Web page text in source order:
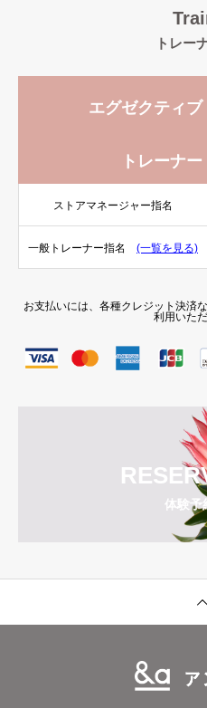
トレー
エグゼクティ
トレーナー指名
トレーナ
ストアマネージャー指名
一般トレーナー指名 (一覧を見る)
お支払いには、各種クレジット決済
利用いた
体験予